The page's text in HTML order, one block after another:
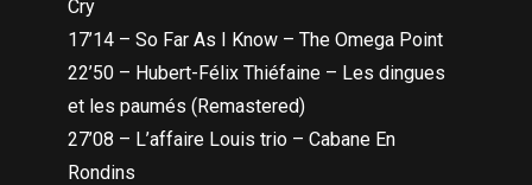
Cry
17’14 – So Far As I Know – The Omega Point
22’50 – Hubert-Félix Thiéfaine – Les dingues
et les paumés (Remastered)
27’08 – L’affaire Louis trio – Cabane En
Rondins